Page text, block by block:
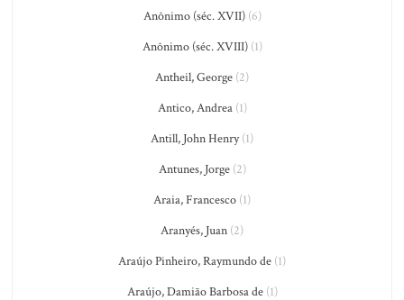
Anônimo (séc. XVII)(6)
Anônimo (séc. XVIII)(1)
Antheil, George (2)
Antico, Andrea(1)
Antill, John Henry(1)
Antunes, Jorge(2)
Araia, Francesco (1)
Aranyés, Juan (2)
Araújo Pinheiro, Raymundo de (1)
Araújo, Damião Barbosa de(1)